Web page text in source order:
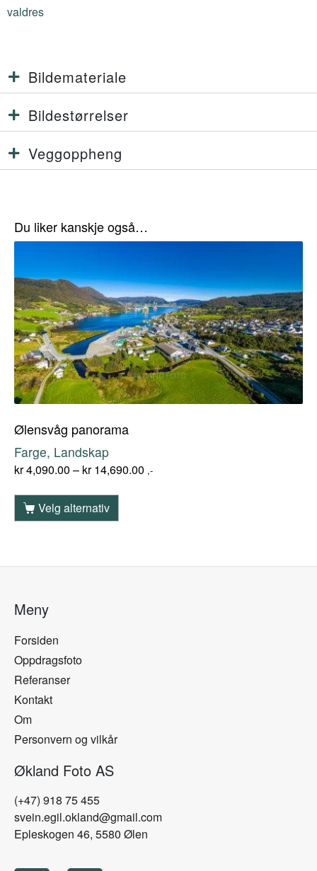
valdres
Bildemateriale
Bildestørrelser
Veggoppheng
Du liker kanskje også…
Ølensvåg panorama
Farge, Landskap
kr4,090.00 – kr14,690.00 ,-
Velg alternativ
Meny
Forsiden
Oppdragsfoto
Referanser
Kontakt
Om
Personvern og vilkår
Økland Foto AS
(+47) 918 75 455
svein.egil.okland@gmail.com
Epleskogen 46, 5580 Ølen